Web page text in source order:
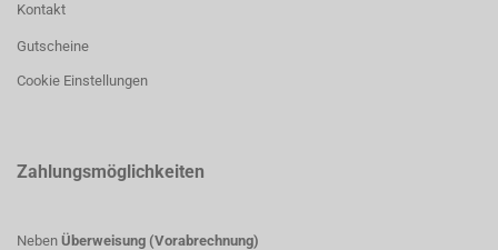
Kontakt
Gutscheine
Cookie Einstellungen
Zahlungsmöglichkeiten
Neben Überweisung (Vorabrechnung)